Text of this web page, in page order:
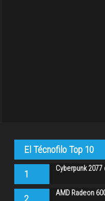
El Técnofilo Top 10
1 Cyberpunk
2 AMD Radeon